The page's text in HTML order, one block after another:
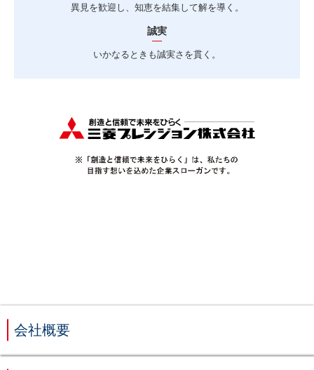
異見を歓迎し、知恵を結集して解を導く。
誠実
いかなるときも誠実さを貫く。
会社概要